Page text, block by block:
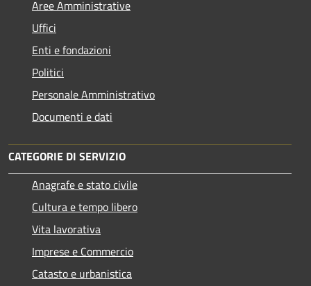
Aree Amministrative
Uffici
Enti e fondazioni
Politici
Personale Amministrativo
Documenti e dati
CATEGORIE DI SERVIZIO
Anagrafe e stato civile
Cultura e tempo libero
Vita lavorativa
Imprese e Commercio
Catasto e urbanistica